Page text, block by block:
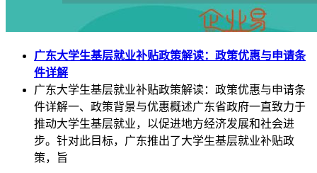
广东大学生基层就业补贴政策解读：政策优惠与申请条
件详解
广东大学生基层就业补贴政策解读：政策优惠与申请条
件详解一、政策背景与优惠概述广东省政府一直致力于
推动大学生基层就业，以促进地方经济发展和社会进
步。针对此目标，广东推出了大学生基层就业补贴政
策，旨